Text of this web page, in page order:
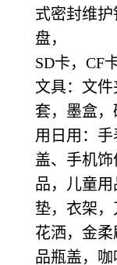
式密封维
盘，
SD卡，CF
文具：文件
套，墨盒
用日用：
盖、手机
品，儿童
垫，衣架，
花洒，金
品瓶盖，